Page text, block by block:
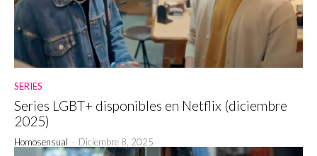
SERIES
Series LGBT+ disponibles en Netflix (diciembre
2025)
Homosensual - Diciembre 8, 2025